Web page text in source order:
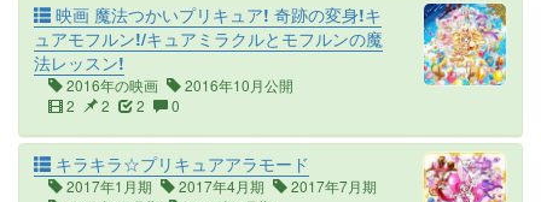
映画 魔法つかいプリキュア! 奇跡の変身!キ
ュアモフルン!/キュアミラクルとモフルンの魔
法レッスン!
2016年の映画
2016年10月公開
2
2 2 0
キラキラ☆プリキュアアラモード
2017年1月期 2017年4月期
2017年7月期